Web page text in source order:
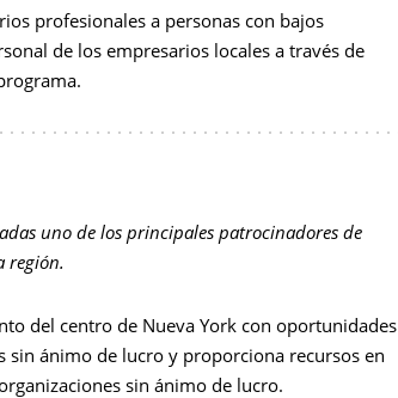
profesionales a personas con bajos
de los empresarios locales a través de
uno de los principales patrocinadores de
región.
del centro de Nueva York con oportunidades
ánimo de lucro y proporciona recursos en
sin ánimo de lucro.